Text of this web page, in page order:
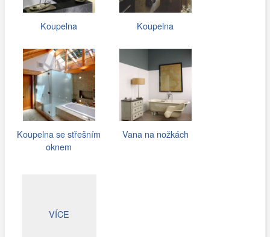
Koupelna Koupelna
Koupelna se střešním
oknem
Vana na nožkách
VÍCE